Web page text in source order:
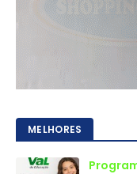
MELHORES